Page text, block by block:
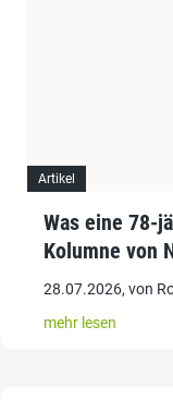
Artikel
Was eine 78-
Kolumne von
28.07.2026, von
mehr lesen